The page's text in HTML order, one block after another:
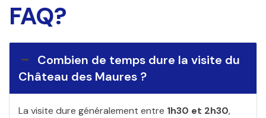
FAQ?
Combien de temps dure la visite du
Château des Maures ?
La visite dure généralement entre 1h30 et 2h30,